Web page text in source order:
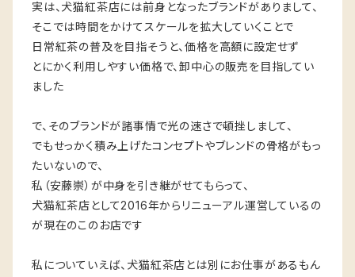
実は、犬猫紅茶店には前身となったブランドがありまして、
そこでは時間をかけてスケールを拡大していくことで
日常紅茶の普及を目指そうと、価格を高額に設定せず
とにかく利用しやすい価格で、卸中心の販売を目指してい
ました
で、そのブランドが諸事情で光の速さで頓挫しまして、
でもせっかく積み上げたコンセプトやブレンドの骨格がもっ
たいないので、
私（安藤崇）が中身を引き継がせてもらって、
犬猫紅茶店として2016年からリニューアル運営しているの
が現在のこのお店です
私についていえば、犬猫紅茶店とは別にお仕事があるもん